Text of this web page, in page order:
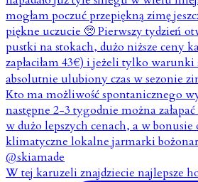
W tej karuzeli znajdziecie najlepsze